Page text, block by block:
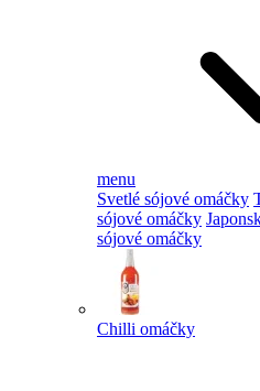
menu
Svetlé sójové omáčky
sójové omáčky
sójové omáčky
Chilli omáčky